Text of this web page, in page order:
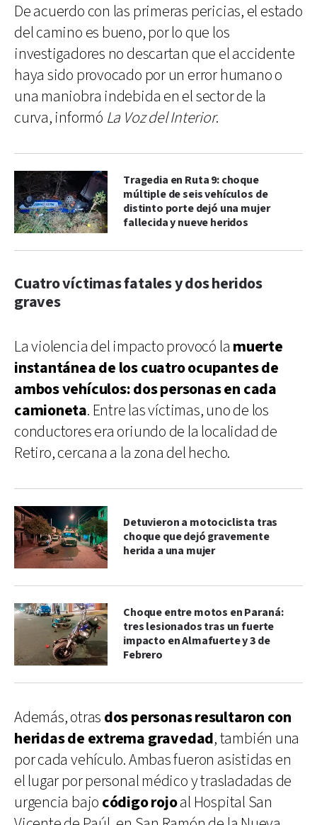
De acuerdo con las primeras pericias, el estado
del camino es bueno, por lo que los
investigadores no descartan que el accidente
haya sido provocado por un error humano o
una maniobra indebida en el sector de la
curva, informó La Voz del Interior.
Tragedia en Ruta 9: choque
múltiple de seis vehículos de
distinto porte dejó una mujer
fallecida y nueve heridos
Cuatro víctimas fatales y dos heridos
graves
La violencia del impacto provocó la muerte
instantánea de los cuatro ocupantes de
ambos vehículos: dos personas en cada
camioneta. Entre las víctimas, uno de los
conductores era oriundo de la localidad de
Retiro, cercana a la zona del hecho.
Detuvieron a motociclista tras
choque que dejó gravemente
herida a una mujer
Choque entre motos en Paraná:
tres lesionados tras un fuerte
impacto en Almafuerte y 3 de
Febrero
Además, otras dos personas resultaron con
heridas de extrema gravedad, también una
por cada vehículo. Ambas fueron asistidas en
el lugar por personal médico y trasladadas de
urgencia bajo código rojoal Hospital San